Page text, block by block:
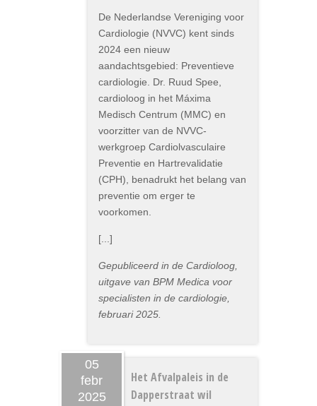
De Nederlandse Vereniging voor
Cardiologie (NVVC) kent sinds
2024 een nieuw
aandachtsgebied: Preventieve
cardiologie. Dr. Ruud Spee,
cardioloog in het Máxima
Medisch Centrum (MMC) en
voorzitter van de NVVC-
werkgroep Cardiolvasculaire
Preventie en Hartrevalidatie
(CPH), benadrukt het belang van
preventie om erger te
voorkomen.
[...]
Gepubliceerd in de Cardioloog,
uitgave van BPM Medica voor
specialisten in de cardiologie,
februari 2025.
05
febr
2025
Het Afvalpaleis in de
Dapperstraat wil